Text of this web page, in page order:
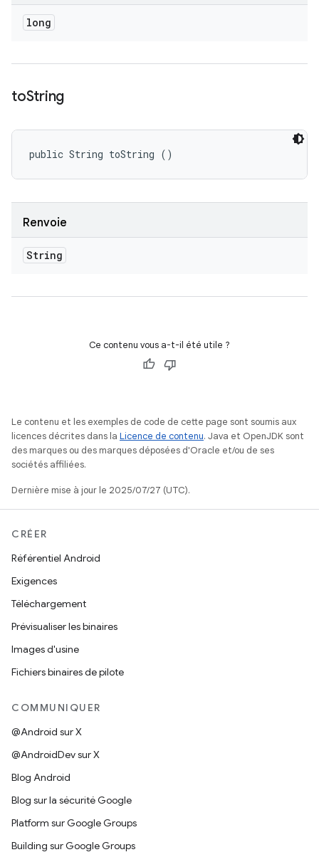
long
toString
public String toString ()
Renvoie
String
Ce contenu vous a-t-il été utile ?
Le contenu et les exemples de code de cette page sont soumis aux
licences décrites dans la Licence de contenu. Java et OpenJDK sont
des marques ou des marques déposées d'Oracle et/ou de ses
sociétés affiliées.
Dernière mise à jour le 2025/07/27 (UTC).
CRÉER
Référentiel Android
Exigences
Téléchargement
Prévisualiser les binaires
Images d'usine
Fichiers binaires de pilote
COMMUNIQUER
@Android sur X
@AndroidDev sur X
Blog Android
Blog sur la sécurité Google
Platform sur Google Groups
Building sur Google Groups